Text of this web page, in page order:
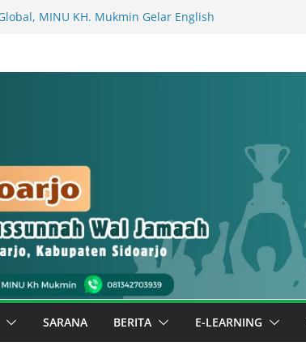
MINU KH. Mukmin Gelar English
Berbuah Prestasi, Kelas 3 Fahruddin
di Luar Madrasah
Berkarya, Special Day MINU KH.
Ekstrakurikuler dan Stan Budaya
SARANA BERITA E-LEARNING